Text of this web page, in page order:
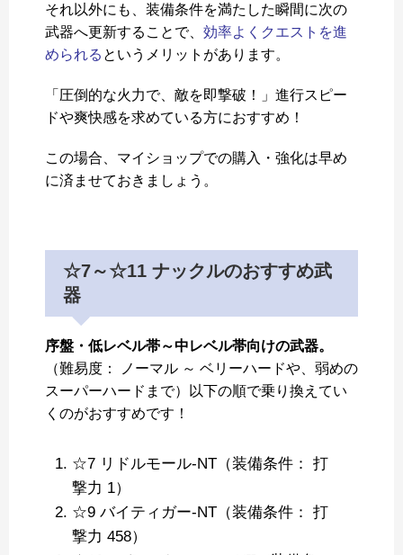
それ以外にも、装備条件を満たした瞬間に次の
武器へ更新することで、 効率よくクエストを進
められる というメリットがあります。
「圧倒的な火力で、敵を即撃破！」進行スピー
ドや爽快感を求めている方におすすめ！
この場合、マイショップでの購入・強化は早め
に済ませておきましょう。
☆7～☆11 ナックルのおすすめ武
器
序盤・低レベル帯～中レベル帯向けの武器。
（難易度： ノーマル ～ ベリーハードや、弱めの
スーパーハードまで）以下の順で乗り換えてい
くのがおすすめです！
☆7 リドルモール-NT（装備条件： 打
撃力 1）
☆9 バイティガー-NT（装備条件： 打
撃力 458）